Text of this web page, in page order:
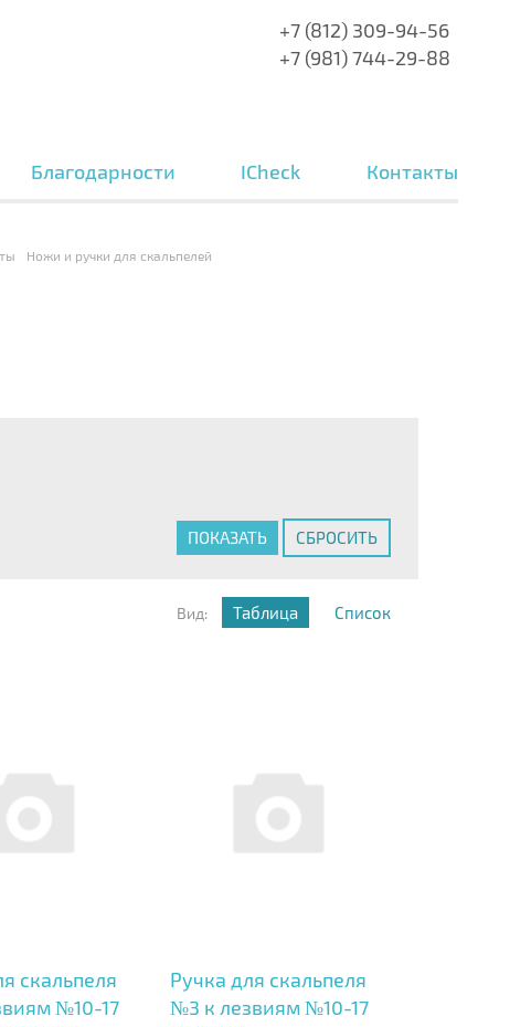
+7 (812) 309-94-56
+7 (981) 744-29-88
Благодарности ICheck Контакты
Ножи и ручки для скальпелей
Вид: Таблица Список
скальпеля
№10-17
Ручка для скальпеля
№3 к лезвиям №10-17